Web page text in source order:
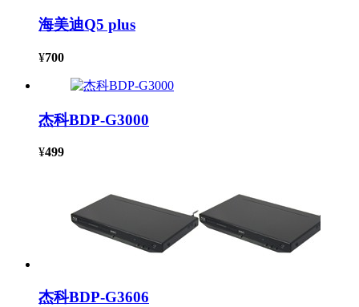
海美迪Q5 plus
¥700
杰科BDP-G3000
¥499
杰科BDP-G3606